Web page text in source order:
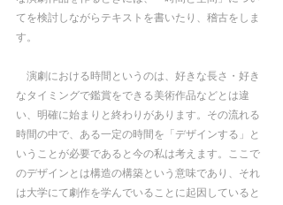
てを検討しながらテキストを書いたり、稽古をしま
す。
演劇における時間というのは、好きな長さ・好き
なタイミングで鑑賞をできる美術作品などとは違
い、明確に始まりと終わりがあります。その流れる
時間の中で、ある一定の時間を「デザインする」と
いうことが必要であると今の私は考えます。ここで
のデザインとは構造の構築という意味であり、それ
は大学にて劇作を学んでいることに起因していると